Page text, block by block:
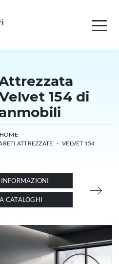
154 di
HOME -
ATTREZZATE - VELVET 154
CATALOGHI